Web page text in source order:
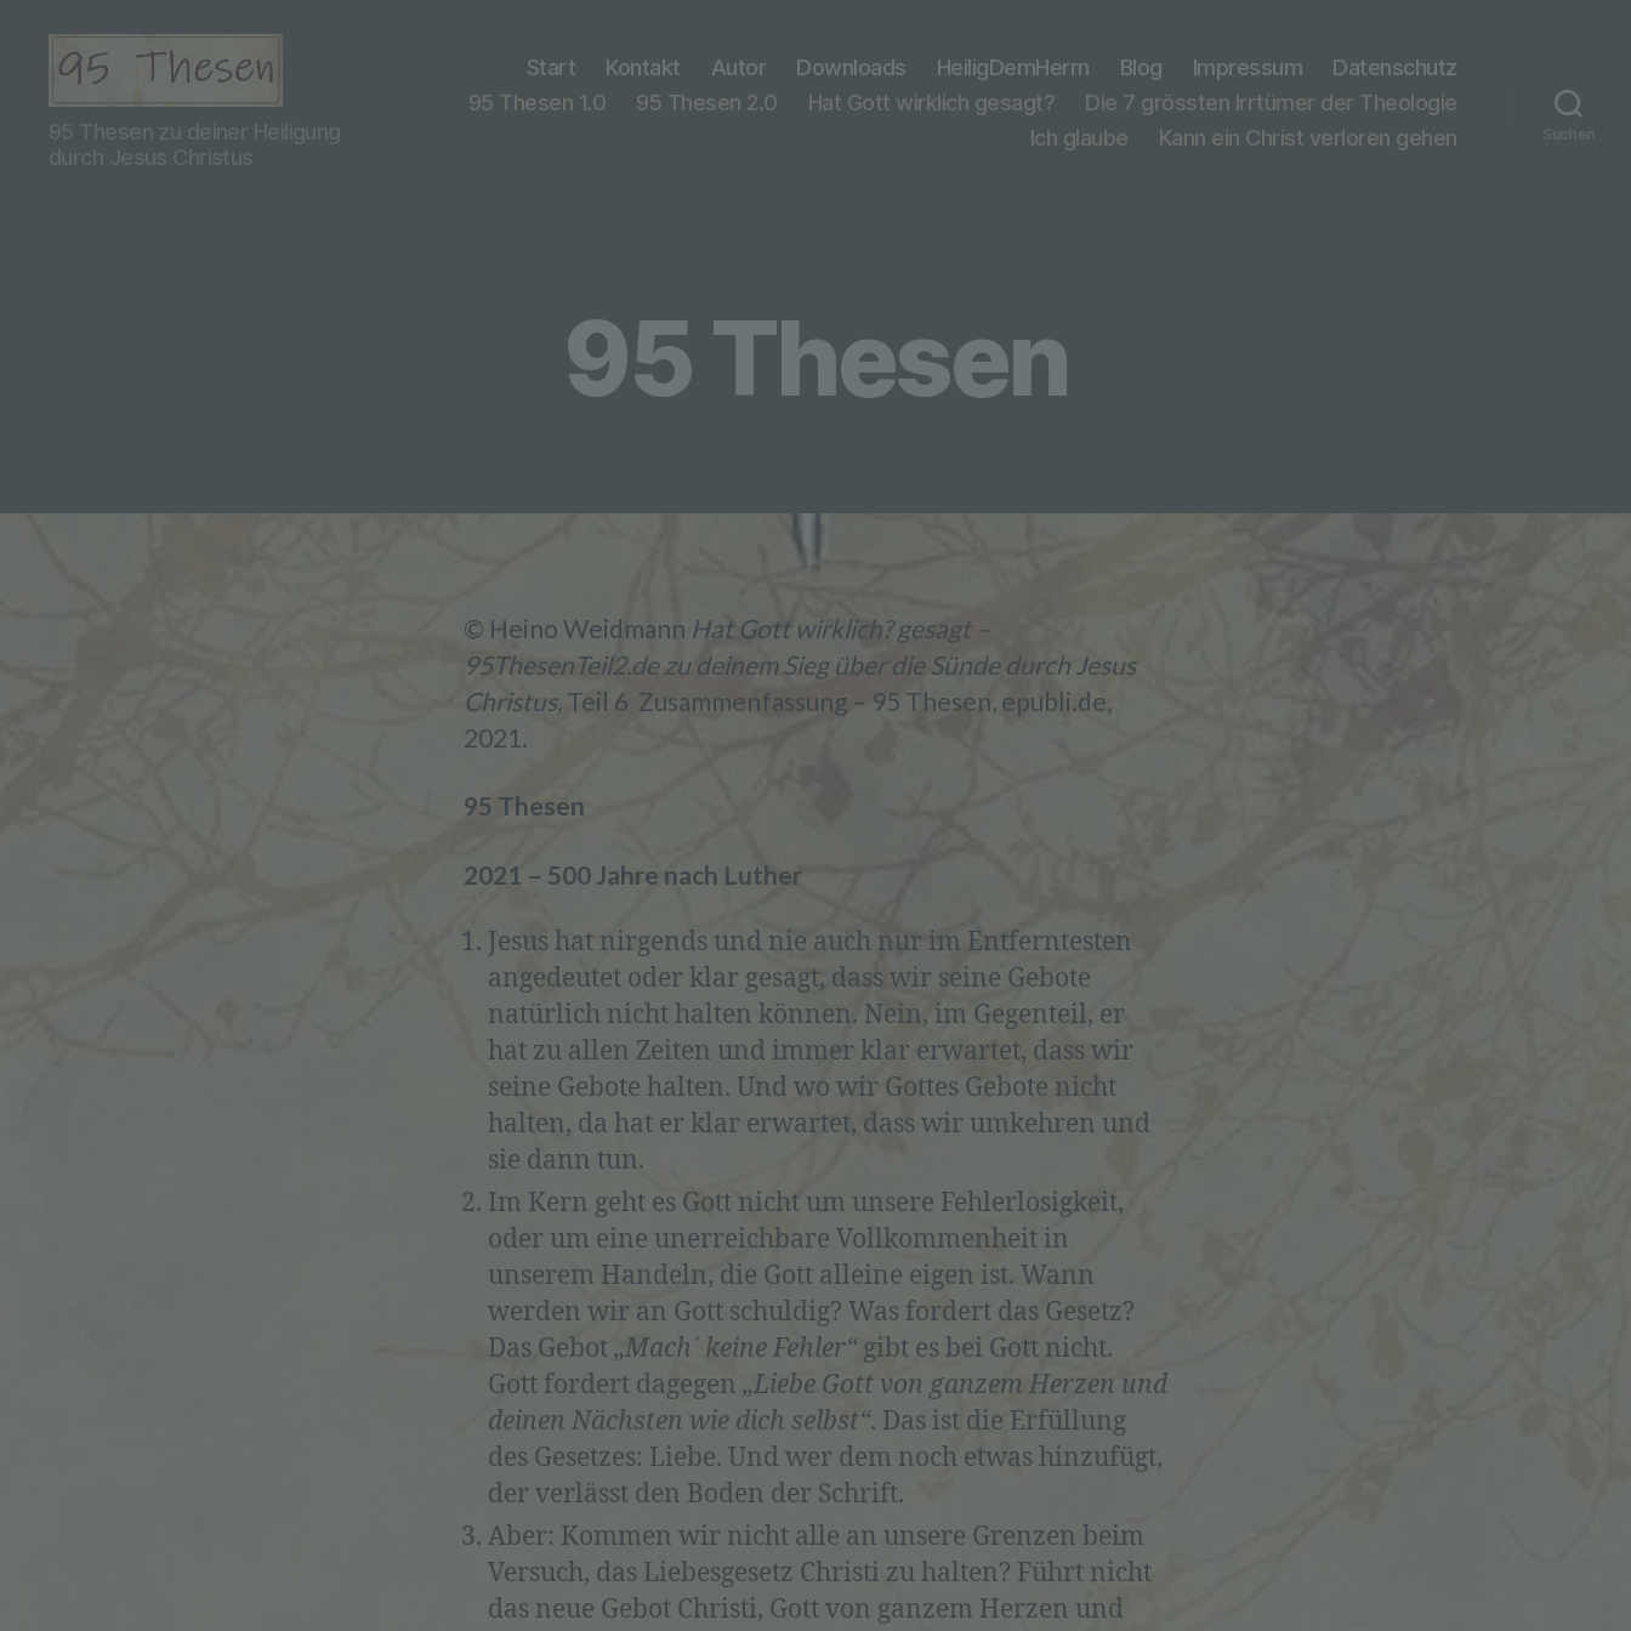
Start Kontakt Autor Downloads HeiligDemHerrn Blog Impressum
Datenschutz
95 Thesen 1.0
95 Thesen 2.0 Hat Gott wirklich gesagt?
Die 7 grössten Irrtümer der Theologie
Ich glaube
Kann ein Christ verloren gehen
95 Thesen
© Heino Weidmann Hat Gott wirklich? gesagt –
95ThesenTeil2.de zu deinem Sieg über die Sünde durch Jesus
Christus, Teil 6 Zusammenfassung – 95 Thesen, epubli.de,
2021.
95 Thesen
2021 – 500 Jahre nach Luther
Jesus hat nirgends und nie auch nur im Entferntesten
angedeutet oder klar gesagt, dass wir seine Gebote
natürlich nicht halten können. Nein, im Gegenteil, er
hat zu allen Zeiten und immer klar erwartet, dass wir
seine Gebote halten. Und wo wir Gottes Gebote nicht
halten, da hat er klar erwartet, dass wir umkehren und
sie dann tun.
Im Kern geht es Gott nicht um unsere Fehlerlosigkeit,
oder um eine unerreichbare Vollkommenheit in
unserem Handeln, die Gott alleine eigen ist. Wann
werden wir an Gott schuldig? Was fordert das Gesetz?
Das Gebot„Mach´ keine Fehler“gibt es bei Gott nicht.
Gott fordert dagegen „Liebe Gott von ganzem Herzen und
deinen Nächsten wie dich selbst“. Das ist die Erfüllung
des Gesetzes: Liebe. Und wer dem noch etwas hinzufügt,
der verlässt den Boden der Schrift.
Aber: Kommen wir nicht alle an unsere Grenzen beim
Versuch, das Liebesgesetz Christi zu halten? Führt nicht
das neue Gebot Christi, Gott von ganzem Herzen und